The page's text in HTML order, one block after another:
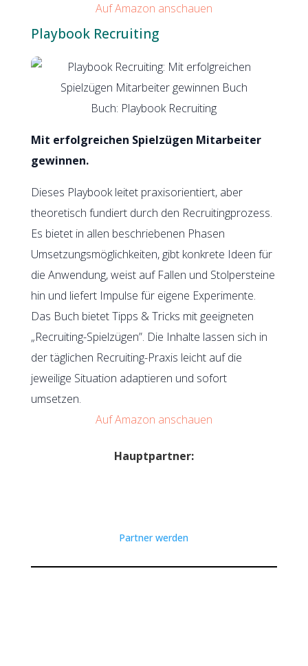
Auf Amazon anschauen
Playbook Recruiting
Buch: Playbook Recruiting
Mit erfolgreichen Spielzügen Mitarbeiter
gewinnen.
Dieses Playbook leitet praxisorientiert, aber
theoretisch fundiert durch den Recruitingprozess.
Es bietet in allen beschriebenen Phasen
Umsetzungsmöglichkeiten, gibt konkrete Ideen für
die Anwendung, weist auf Fallen und Stolpersteine
hin und liefert Impulse für eigene Experimente.
Das Buch bietet Tipps & Tricks mit geeigneten
„Recruiting-Spielzügen”. Die Inhalte lassen sich in
der täglichen Recruiting-Praxis leicht auf die
jeweilige Situation adaptieren und sofort
umsetzen.
Auf Amazon anschauen
Hauptpartner:
Partner werden